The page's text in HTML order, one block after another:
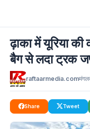
ढ़ाका में यूरिया
बैग से लदा ट्रक
raftaarmedia.com
Share Tweet